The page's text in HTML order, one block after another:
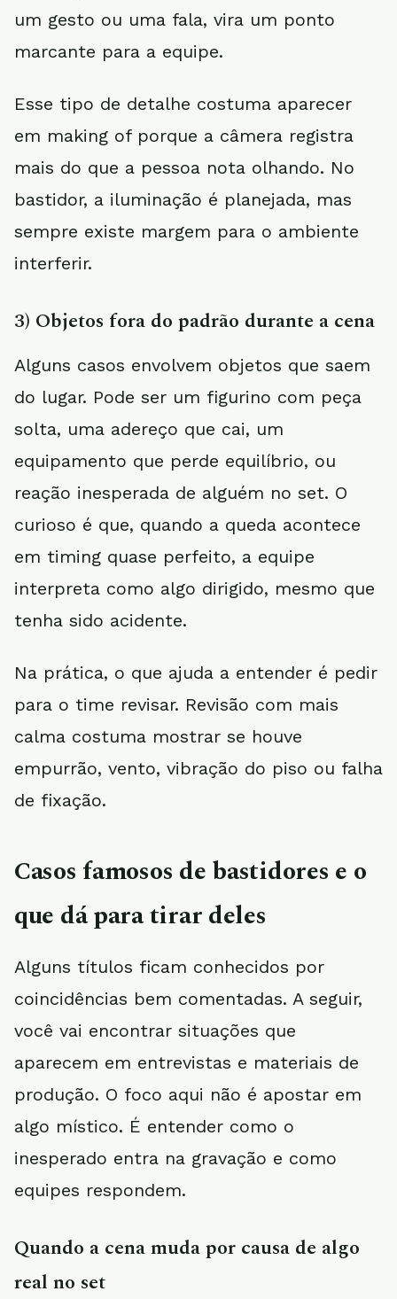
um gesto ou uma fala, vira um ponto
marcante para a equipe.
Esse tipo de detalhe costuma aparecer
em making of porque a câmera registra
mais do que a pessoa nota olhando. No
bastidor, a iluminação é planejada, mas
sempre existe margem para o ambiente
interferir.
3) Objetos fora do padrão durante a cena
Alguns casos envolvem objetos que saem
do lugar. Pode ser um figurino com peça
solta, uma adereço que cai, um
equipamento que perde equilíbrio, ou
reação inesperada de alguém no set. O
curioso é que, quando a queda acontece
em timing quase perfeito, a equipe
interpreta como algo dirigido, mesmo que
tenha sido acidente.
Na prática, o que ajuda a entender é pedir
para o time revisar. Revisão com mais
calma costuma mostrar se houve
empurrão, vento, vibração do piso ou falha
de fixação.
Casos famosos de bastidores e o
que dá para tirar deles
Alguns títulos ficam conhecidos por
coincidências bem comentadas. A seguir,
você vai encontrar situações que
aparecem em entrevistas e materiais de
produção. O foco aqui não é apostar em
algo místico. É entender como o
inesperado entra na gravação e como
equipes respondem.
Quando a cena muda por causa de algo
real no set